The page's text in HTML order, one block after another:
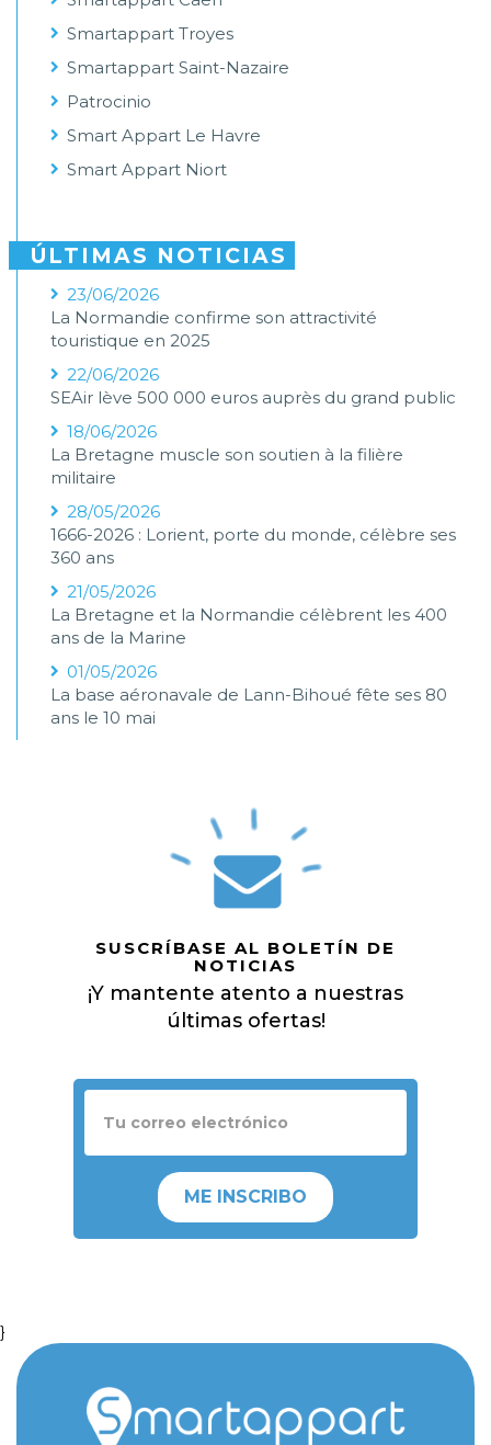
Smartappart Troyes
Smartappart Saint-Nazaire
Patrocinio
Smart Appart Le Havre
Smart Appart Niort
ÚLTIMAS NOTICIAS
23/06/2026
La Normandie confirme son attractivité
touristique en 2025
22/06/2026
SEAir lève 500 000 euros auprès du grand public
18/06/2026
La Bretagne muscle son soutien à la filière
militaire
28/05/2026
1666-2026 : Lorient, porte du monde, célèbre ses
360 ans
21/05/2026
La Bretagne et la Normandie célèbrent les 400
ans de la Marine
01/05/2026
La base aéronavale de Lann-Bihoué fête ses 80
ans le 10 mai
SUSCRÍBASE AL BOLETÍN DE
NOTICIAS
¡Y mantente atento a nuestras
últimas ofertas!
ME INSCRIBO
}